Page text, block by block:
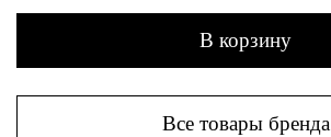
В корзину
Все товары бренда